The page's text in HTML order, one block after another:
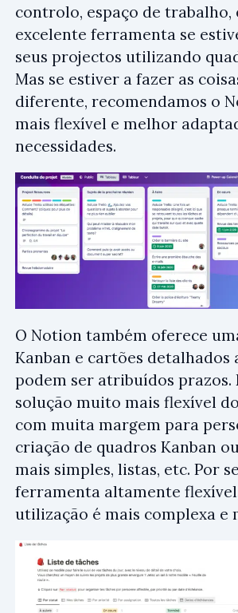
controlo, espaço de trabalho,
excelente ferramenta se
seus projectos utilizando
Mas se estiver a fazer as
diferente, recomendamos o
mais flexível e melhor
necessidades.
O Notion também oferece
Kanban e cartões detalhados
podem ser atribuídos prazos.
solução muito mais flexível
com muita margem para
criação de quadros Kanban
mais simples, listas, etc. Por
ferramenta altamente
utilização é mais complexa e